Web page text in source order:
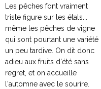
Les pêches font vraiment
triste figure sur les étals...
même les pêches de vigne
qui sont pourtant une variété
un peu tardive. On dit donc
adieu aux fruits d'été sans
regret, et on accueille
l'automne avec le sourire.